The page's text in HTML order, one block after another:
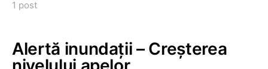
1 post
Alertă inundaţii – Creşterea